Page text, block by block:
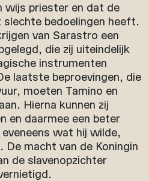
wijs priester en dat de
slechte bedoelingen heeft.
van Sarastro een
die zij uiteindelijk
instrumenten
laatste beproevingen, die
moeten Tamino en
Hierna kunnen zij
en daarmee een beter
wat hij wilde,
De macht van de Koningin
de slavenopzichter